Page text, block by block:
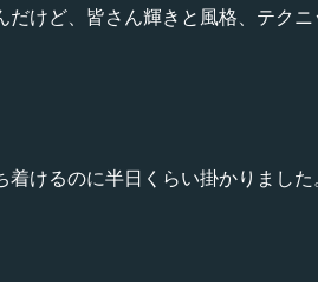
けど、皆さん輝きと風格、テク
けるのに半日くらい掛かりました